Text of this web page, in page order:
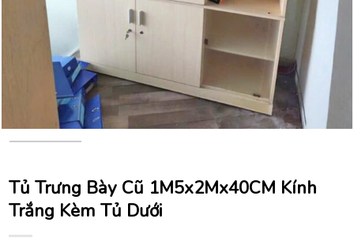
Tủ Trưng Bày Cũ 1M5x2Mx40CM Kính
Trắng Kèm Tủ Dưới